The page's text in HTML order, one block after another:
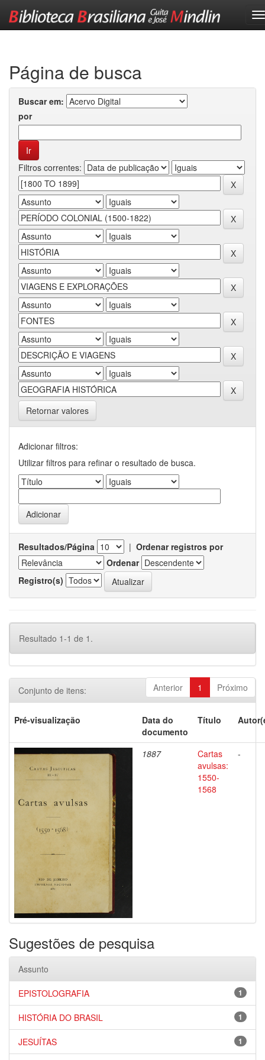
Página de busca
Buscar em:
por
Filtros correntes:
Retornar valores
Adicionar filtros:
Utilizar filtros para refinar o resultado de busca.
Resultados/Página | Ordenar registros por
Ordenar
Registro(s)
Resultado 1-1 de 1.
Anterior 1 Próximo
Conjunto de itens:
Pré-visualização
Data do
documento
Título
1887
Cartas
avulsas:
1550-
1568
-
Sugestões de pesquisa
Assunto
1
EPISTOLOGRAFIA
1
HISTÓRIA DO BRASIL
1
JESUÍTAS